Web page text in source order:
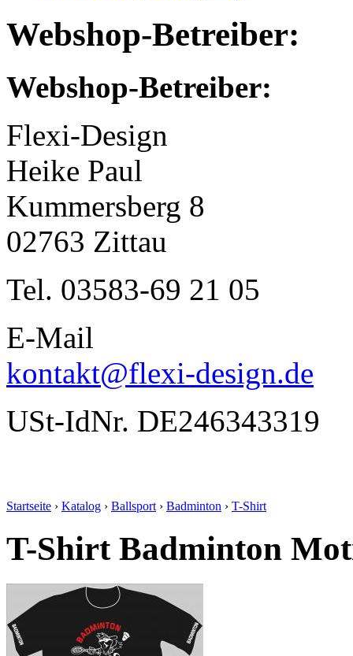
Webshop-Betreiber:
Webshop-Betreiber:
Flexi-Design
Heike Paul
Kummersberg 8
02763 Zittau
Tel. 03583-69 21 05
E-Mail
kontakt@flexi-design.de
USt-IdNr. DE246343319
Startseite › Katalog › Ballsport › Badminton › T-Shirt
T-Shirt Badminton